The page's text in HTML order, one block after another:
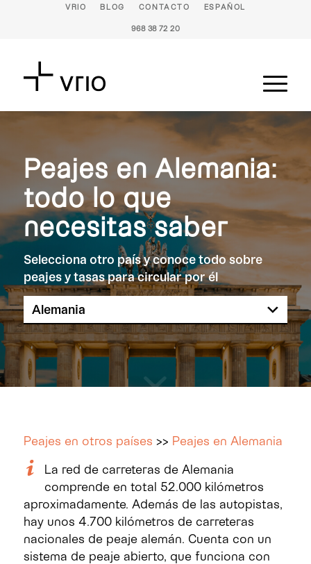
VRIO BLOG CONTACTO ESPAÑOL
968 38 72 20
Peajes en Alemania:
todo lo que
necesitas saber
Selecciona otro país y conoce todo sobre
peajes y tasas para circular por él
Peajes en otros países >> Peajes en Alemania
La red de carreteras de Alemania
comprende en total 52.000 kilómetros
aproximadamente. Además de las autopistas,
hay unos 4.700 kilómetros de carreteras
nacionales de peaje alemán. Cuenta con un
sistema de peaje abierto, que funciona con